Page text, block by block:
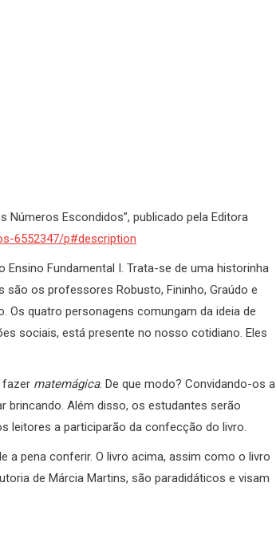
Números Escondidos”, publicado pela Editora
6552347/p#description
Fundamental I. Trata-se de uma historinha
são os professores Robusto, Fininho, Graúdo e
Os quatro personagens comungam da ideia de
sociais, está presente no nosso cotidiano. Eles
fazer matemágica. De que modo? Convidando-os a
brincando. Além disso, os estudantes serão
leitores a participarão da confecção do livro.
a pena conferir. O livro acima, assim como o livro
de Márcia Martins, são paradidáticos e visam